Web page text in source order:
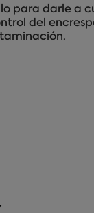
para darle a
del